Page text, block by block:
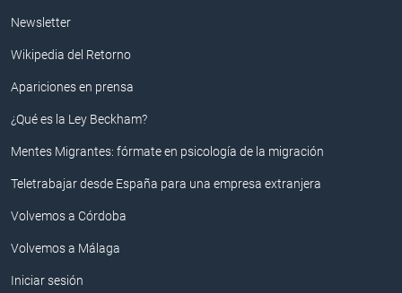
Newsletter
Wikipedia del Retorno
Apariciones en prensa
¿Qué es la Ley Beckham?
Mentes Migrantes: fórmate en psicología de la migración
Teletrabajar desde España para una empresa extranjera
Volvemos a Córdoba
Volvemos a Málaga
Iniciar sesión